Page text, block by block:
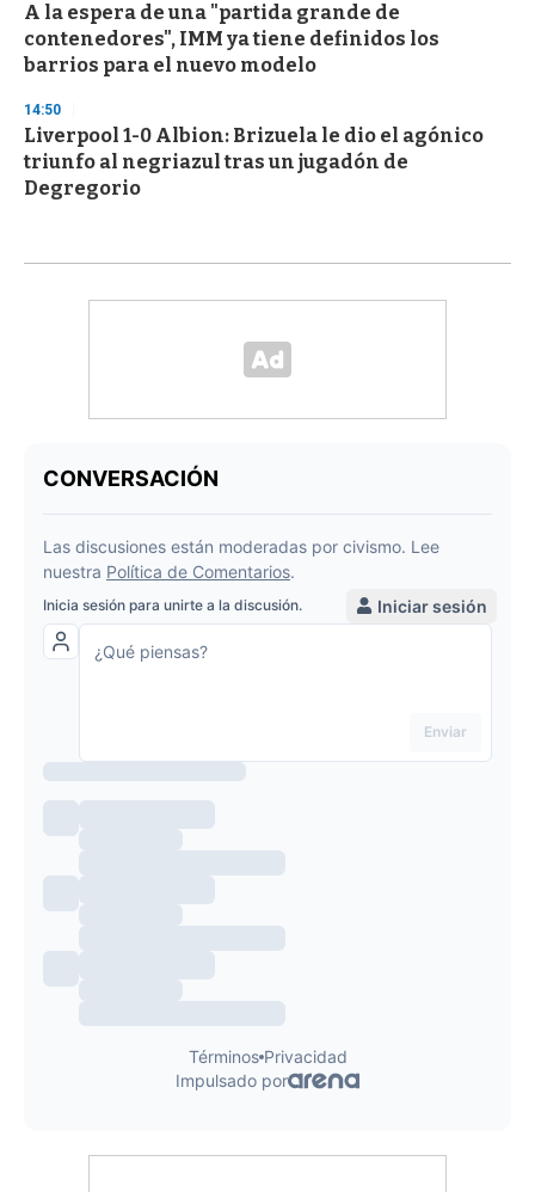
A la espera de una "partida grande de
contenedores", IMM ya tiene definidos los
barrios para el nuevo modelo
14:50
Liverpool 1-0 Albion: Brizuela le dio el agónico
triunfo al negriazul tras un jugadón de
Degregorio